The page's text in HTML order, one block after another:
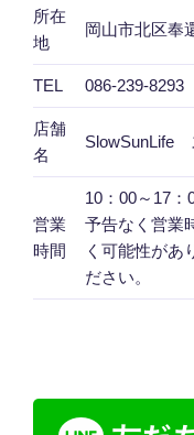
所在
地
岡山市北区奉
TEL 086-239-8293
店舗
名
SlowSunLife
営業
時間
10：00～17
予告なく営業
く可能性
ださい。